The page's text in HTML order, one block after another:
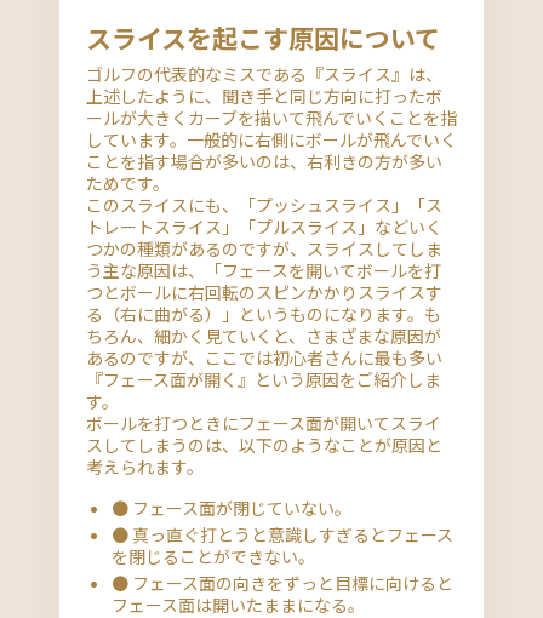
スライスを起こす原因について
ゴルフの代表的なミスである『スライス』は、
上述したように、聞き手と同じ方向に打ったボ
ールが大きくカーブを描いて飛んでいくことを指
しています。一般的に右側にボールが飛んでいく
ことを指す場合が多いのは、右利きの方が多い
ためです。
このスライスにも、「プッシュスライス」「ス
トレートスライス」「プルスライス」などいく
つかの種類があるのですが、スライスしてしま
う主な原因は、「フェースを開いてボールを打
つとボールに右回転のスピンかかりスライスす
る（右に曲がる）」というものになります。も
ちろん、細かく見ていくと、さまざまな原因が
あるのですが、ここでは初心者さんに最も多い
『フェース面が開く』という原因をご紹介しま
す。
ボールを打つときにフェース面が開いてスライ
スしてしまうのは、以下のようなことが原因と
考えられます。
● フェース面が閉じていない。
● 真っ直ぐ打とうと意識しすぎるとフェース
を閉じることができない。
● フェース面の向きをずっと目標に向けると
フェース面は開いたままになる。